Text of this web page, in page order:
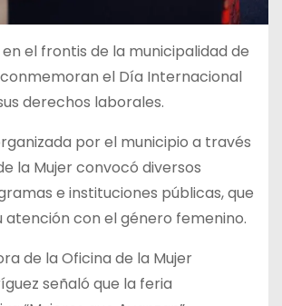
el frontis de la municipalidad de
el Día Internacional
derechos laborales.
por el municipio a través
la Mujer convocó diversos
e instituciones públicas, que
atención con el género femenino.
de la Oficina de la Mujer
señaló que la feria